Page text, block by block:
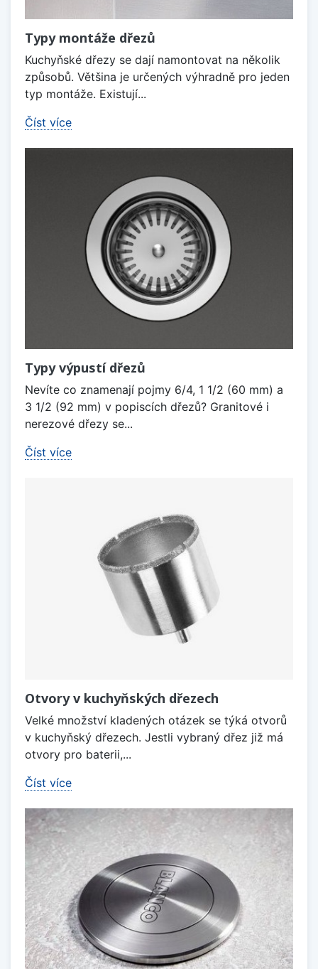
Typy montáže dřezů
Kuchyňské dřezy se dají namontovat na několik
způsobů. Většina je určených výhradně pro jeden
typ montáže. Existují...
Číst více
Typy výpustí dřezů
Nevíte co znamenají pojmy 6/4, 1 1/2 (60 mm) a
3 1/2 (92 mm) v popiscích dřezů? Granitové i
nerezové dřezy se...
Číst více
Otvory v kuchyňských dřezech
Velké množství kladených otázek se týká otvorů
v kuchyňský dřezech. Jestli vybraný dřez již má
otvory pro baterii,...
Číst více